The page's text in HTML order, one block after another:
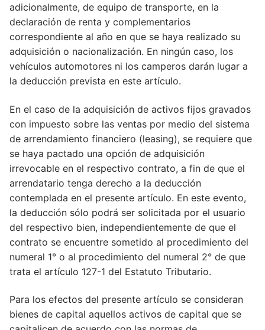
Artículo 146
Artículo 146
Artículo 147
Artículo 148
Artículo 150
Artículo 150
Artículo 151
Articulo 153
adicionalmente, de equipo de transporte, en la
declaración de renta y complementarios
correspondiente al año en que se haya realizado su
adquisición o nacionalización. En ningún caso, los
vehículos automotores ni los camperos darán lugar a
la deducción prevista en este artículo.
En el caso de la adquisición de activos fijos gravados
con impuesto sobre las ventas por medio del sistema
de arrendamiento financiero (leasing), se requiere que
se haya pactado una opción de adquisición
irrevocable en el respectivo contrato, a fin de que el
arrendatario tenga derecho a la deducción
contemplada en el presente artículo. En este evento,
la deducción sólo podrá ser solicitada por el usuario
del respectivo bien, independientemente de que el
contrato se encuentre sometido al procedimiento del
numeral 1° o al procedimiento del numeral 2° de que
trata el artículo 127-1 del Estatuto Tributario.
Para los efectos del presente artículo se consideran
bienes de capital aquellos activos de capital que se